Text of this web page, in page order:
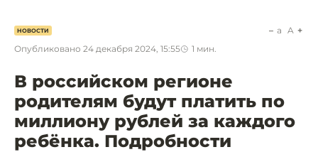
НОВОСТИ
Опубликовано 24 декабря 2024, 15:55 1 мин.
a A
В российском регионе
родителям будут платить по
миллиону рублей за каждого
ребёнка. Подробности